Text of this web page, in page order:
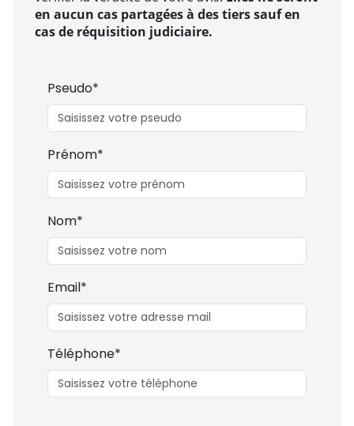
en aucun cas partagées à des tiers sauf en
cas de réquisition judiciaire.
Pseudo*
Prénom*
Nom*
Email*
Téléphone*